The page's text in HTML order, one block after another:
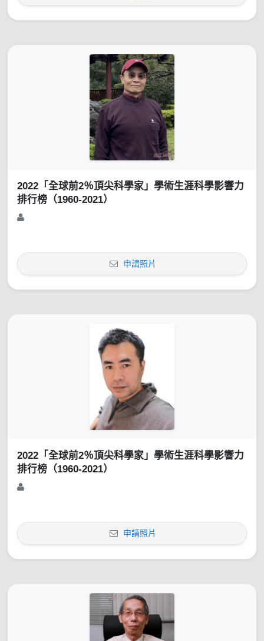
2022「全球前2％頂尖科學家」學術生涯科學影響力
排行榜（1960-2021）
申請照片
2022「全球前2％頂尖科學家」學術生涯科學影響力
排行榜（1960-2021）
申請照片